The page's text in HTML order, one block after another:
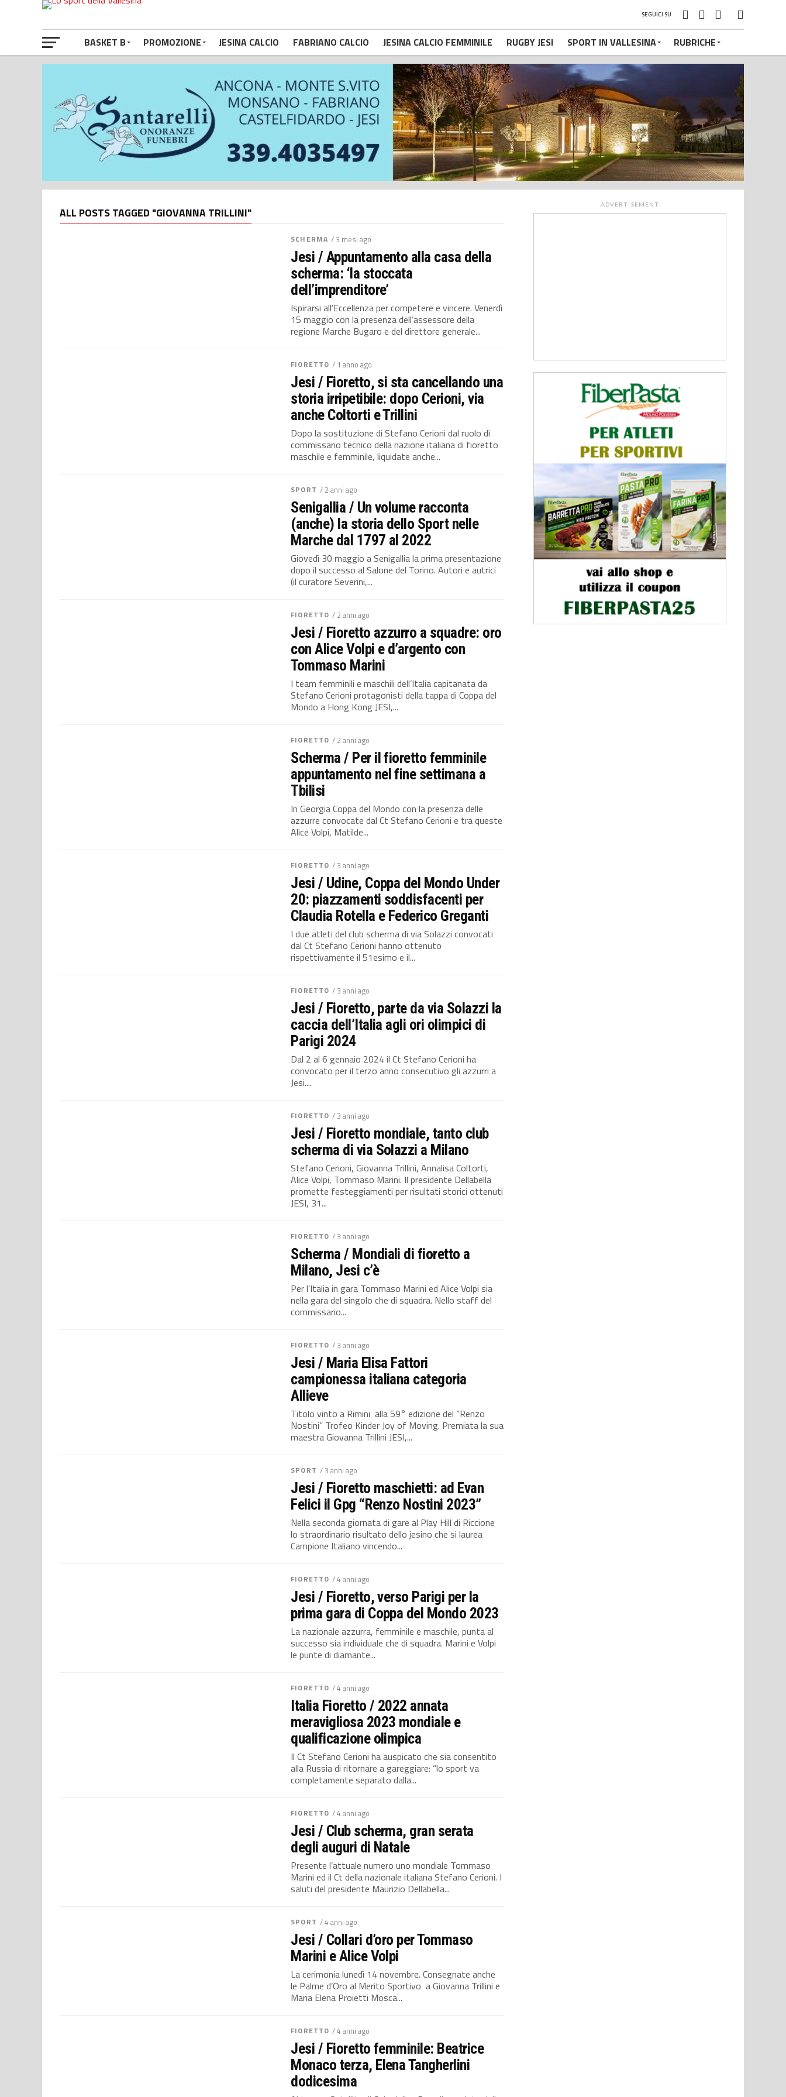
SEGUICI SU
BASKET B PROMOZIONE JESINA CALCIO FABRIANO CALCIO JESINA CALCIO FEMMINILE RUGBY JESI SPORT IN VALLESINA RUBRICHE
ALL POSTS TAGGED "GIOVANNA TRILLINI"
SCHERMA / 3 mesi ago
Jesi / Appuntamento alla casa della
scherma: ‘la stoccata
dell’imprenditore’
Ispirarsi all’Eccellenza per competere e vincere. Venerdì
15 maggio con la presenza dell’assessore della
regione Marche Bugaro e del direttore generale...
FIORETTO / 1 anno ago
Jesi / Fioretto, si sta cancellando una
storia irripetibile: dopo Cerioni, via
anche Coltorti e Trillini
Dopo la sostituzione di Stefano Cerioni dal ruolo di
commissario tecnico della nazione italiana di fioretto
maschile e femminile, liquidate anche...
SPORT / 2 anni ago
Senigallia / Un volume racconta
(anche) la storia dello Sport nelle
Marche dal 1797 al 2022
Giovedì 30 maggio a Senigallia la prima presentazione
dopo il successo al Salone del Torino. Autori e autrici
(il curatore Severini,...
FIORETTO / 2 anni ago
Jesi / Fioretto azzurro a squadre: oro
con Alice Volpi e d’argento con
Tommaso Marini
I team femminili e maschili dell’Italia capitanata da
Stefano Cerioni protagonisti della tappa di Coppa del
Mondo a Hong Kong JESI,...
FIORETTO / 2 anni ago
Scherma / Per il fioretto femminile
appuntamento nel fine settimana a
Tbilisi
In Georgia Coppa del Mondo con la presenza delle
azzurre convocate dal Ct Stefano Cerioni e tra queste
Alice Volpi, Matilde...
FIORETTO / 3 anni ago
Jesi / Udine, Coppa del Mondo Under
20: piazzamenti soddisfacenti per
Claudia Rotella e Federico Greganti
I due atleti del club scherma di via Solazzi convocati
dal Ct Stefano Cerioni hanno ottenuto
rispettivamente il 51esimo e il...
FIORETTO / 3 anni ago
Jesi / Fioretto, parte da via Solazzi la
caccia dell’Italia agli ori olimpici di
Parigi 2024
Dal 2 al 6 gennaio 2024 il Ct Stefano Cerioni ha
convocato per il terzo anno consecutivo gli azzurri a
Jesi....
FIORETTO / 3 anni ago
Jesi / Fioretto mondiale, tanto club
scherma di via Solazzi a Milano
Stefano Cerioni, Giovanna Trillini, Annalisa Coltorti,
Alice Volpi, Tommaso Marini. Il presidente Dellabella
promette festeggiamenti per risultati storici ottenuti
JESI, 31...
FIORETTO / 3 anni ago
Scherma / Mondiali di fioretto a
Milano, Jesi c’è
Per l’Italia in gara Tommaso Marini ed Alice Volpi sia
nella gara del singolo che di squadra. Nello staff del
commissario...
FIORETTO / 3 anni ago
Jesi / Maria Elisa Fattori
campionessa italiana categoria
Allieve
Titolo vinto a Rimini alla 59° edizione del “Renzo
Nostini” Trofeo Kinder Joy of Moving. Premiata la sua
maestra Giovanna Trillini JESI,...
SPORT / 3 anni ago
Jesi / Fioretto maschietti: ad Evan
Felici il Gpg “Renzo Nostini 2023”
Nella seconda giornata di gare al Play Hill di Riccione
lo straordinario risultato dello jesino che si laurea
Campione Italiano vincendo...
FIORETTO / 4 anni ago
Jesi / Fioretto, verso Parigi per la
prima gara di Coppa del Mondo 2023
La nazionale azzurra, femminile e maschile, punta al
successo sia individuale che di squadra. Marini e Volpi
le punte di diamante...
FIORETTO / 4 anni ago
Italia Fioretto / 2022 annata
meravigliosa 2023 mondiale e
qualificazione olimpica
Il Ct Stefano Cerioni ha auspicato che sia consentito
alla Russia di ritornare a gareggiare: “lo sport va
completamente separato dalla...
FIORETTO / 4 anni ago
Jesi / Club scherma, gran serata
degli auguri di Natale
Presente l’attuale numero uno mondiale Tommaso
Marini ed il Ct della nazionale italiana Stefano Cerioni. I
saluti del presidente Maurizio Dellabella...
SPORT / 4 anni ago
Jesi / Collari d’oro per Tommaso
Marini e Alice Volpi
La cerimonia lunedì 14 novembre. Consegnate anche
le Palme d’Oro al Merito Sportivo a Giovanna Trillini e
Maria Elena Proietti Mosca...
FIORETTO / 4 anni ago
Jesi / Fioretto femminile: Beatrice
Monaco terza, Elena Tangherlini
dodicesima
ADVERTISEMENT